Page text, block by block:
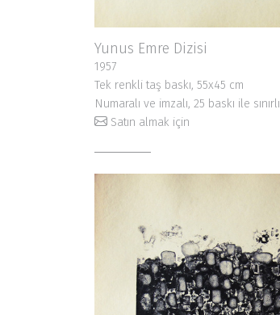
Yunus Emre Dizisi
1957
Tek renkli taş baskı, 55x45 cm
Numaralı ve imzalı, 25 baskı ile sınırlı
Satın almak için